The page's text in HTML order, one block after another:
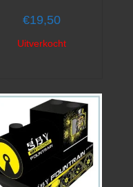
€19,50
Uitverkocht